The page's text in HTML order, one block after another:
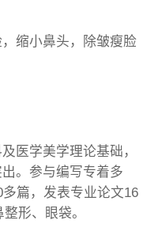
缩小鼻头，除皱瘦脸
医学美学理论基础，
。参与编写专着多
篇，发表专业论文16
形、眼袋。